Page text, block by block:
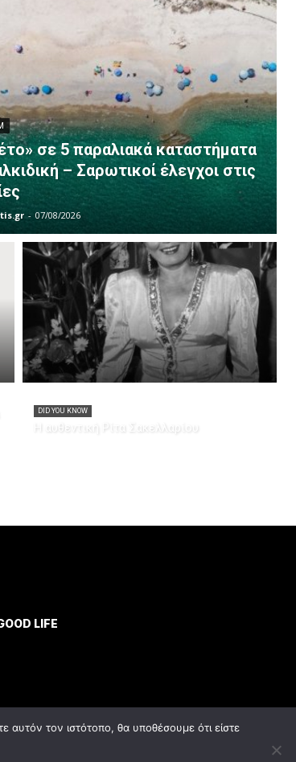
σε 5 παραλιακά καταστήματα
– Σαρωτικοί έλεγχοι στις
- 07/08/2026
DID YOU KNOW
Η αυθεντική Ρίτα Σακελλαρίου
LIFE
αυτόν τον ιστότοπο, θα υποθέσουμε ότι είστε